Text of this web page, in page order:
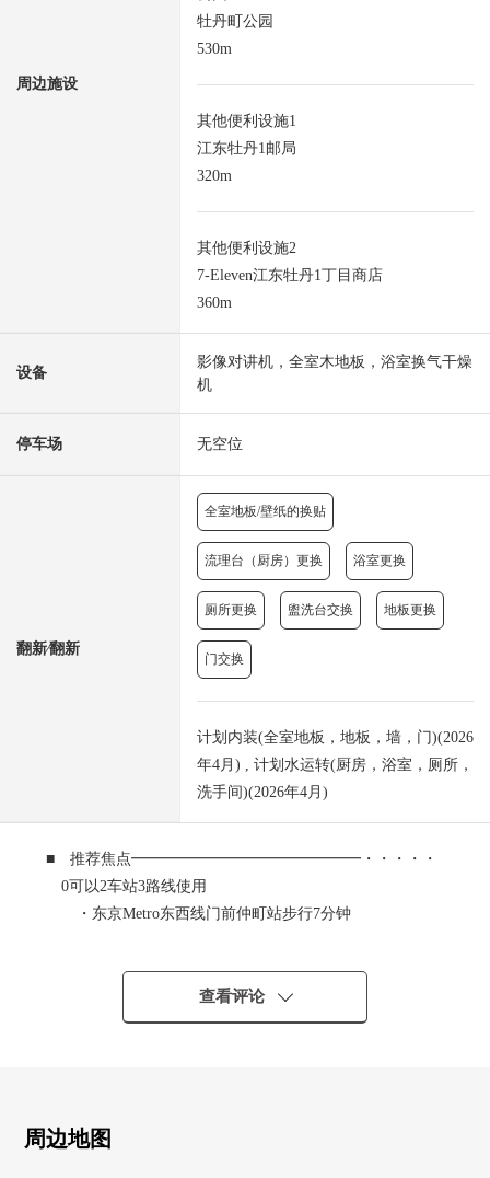
周边施设
牡丹町公园
530m
其他便利设施1
江东牡丹1邮局
320m
其他便利设施2
7-Eleven江东牡丹1丁目商店
360m
设备
影像对讲机，全室木地板，浴室换气干燥
机
停车场 无空位
翻新⁄翻新
全室地板/壁纸的换贴
流理台（厨房）更换 浴室更换
厕所更换 盥洗台交换 地板更换
门交换
计划内装(全室地板，地板，墙，门)(2026
年4月) , 计划水运转(厨房，浴室，厕所，
洗手间)(2026年4月)
■ 推荐焦点━━━━━━━━━━━━━━━・・・・・
0可以2车站3路线使用
・东京Metro东西线门前仲町站步行7分钟
・京叶线越中岛站步行5分钟
0 实际使用面积77.12平米/3LDK
0 4楼部分
0 智能快递柜有
查看评论
周边地图